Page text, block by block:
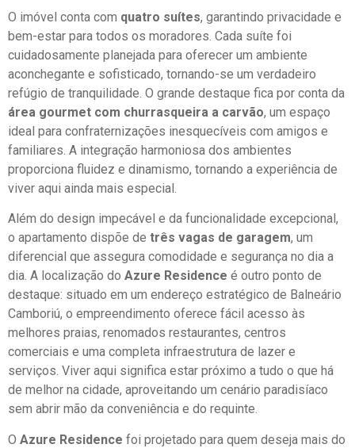
O imóvel conta com quatro suítes, garantindo privacidade e
bem-estar para todos os moradores. Cada suíte foi
cuidadosamente planejada para oferecer um ambiente
aconchegante e sofisticado, tornando-se um verdadeiro
refúgio de tranquilidade. O grande destaque fica por conta da
área gourmet com churrasqueira a carvão, um espaço
ideal para confraternizações inesquecíveis com amigos e
familiares. A integração harmoniosa dos ambientes
proporciona fluidez e dinamismo, tornando a experiência de
viver aqui ainda mais especial.
Além do design impecável e da funcionalidade excepcional,
o apartamento dispõe de três vagas de garagem, um
diferencial que assegura comodidade e segurança no dia a
dia. A localização do Azure Residence é outro ponto de
destaque: situado em um endereço estratégico de Balneário
Camboriú, o empreendimento oferece fácil acesso às
melhores praias, renomados restaurantes, centros
comerciais e uma completa infraestrutura de lazer e
serviços. Viver aqui significa estar próximo a tudo o que há
de melhor na cidade, aproveitando um cenário paradisíaco
sem abrir mão da conveniência e do requinte.
O Azure Residence foi projetado para quem deseja mais do